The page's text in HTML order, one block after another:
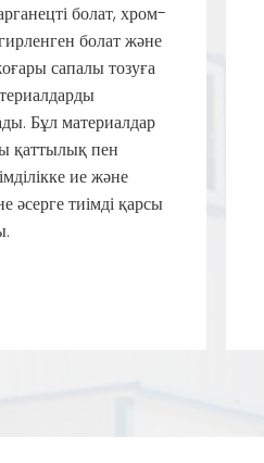
болат, хром-
болат және
сапалы тозуға
Бұл материалдар
қаттылық пен
ие және
әсерге тиімді қарсы